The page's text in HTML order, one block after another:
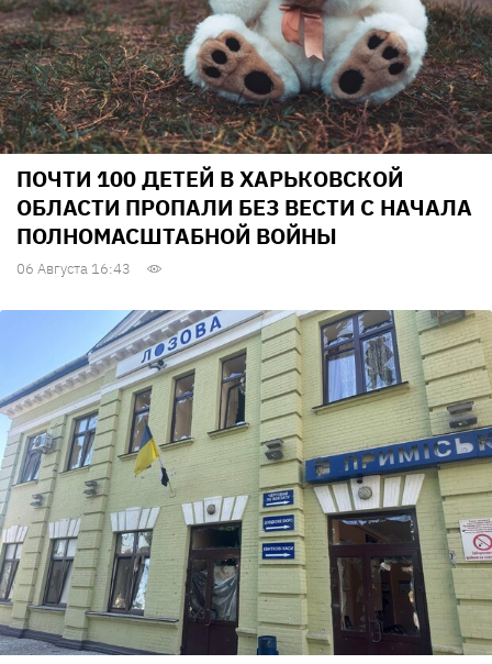
ПОЧТИ 100 ДЕТЕЙ В ХАРЬКОВСКОЙ
ОБЛАСТИ ПРОПАЛИ БЕЗ ВЕСТИ С НАЧАЛА
ПОЛНОМАСШТАБНОЙ ВОЙНЫ
06 Августа 16:43